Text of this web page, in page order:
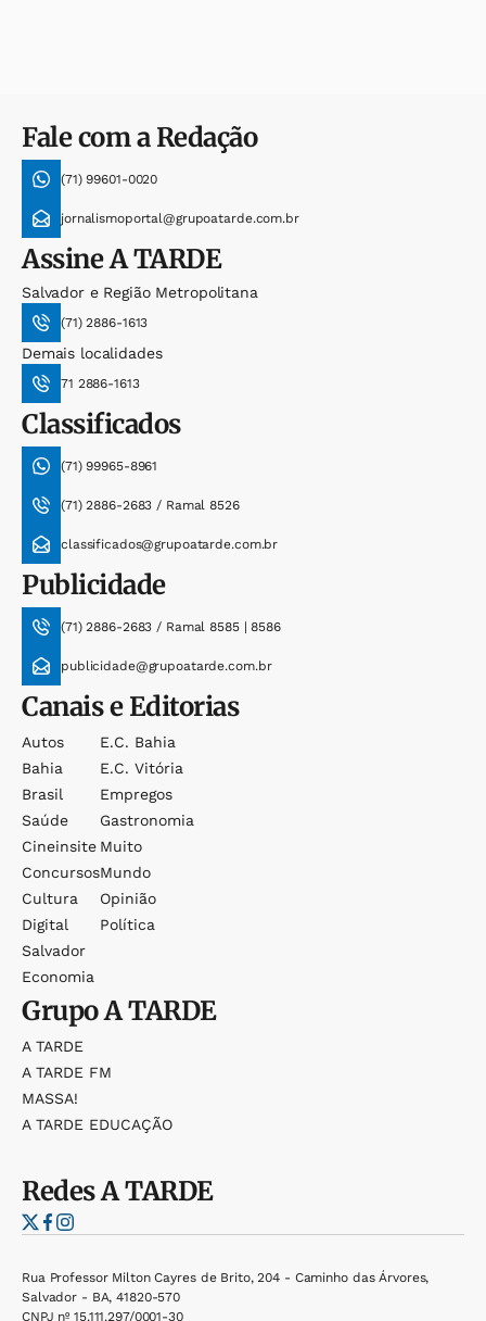
Fale com a Redação
(71) 99601-0020
jornalismoportal@grupoatarde.com.br
AssineA TARDE
Salvador e Região Metropolitana
(71) 2886-1613
Demais localidades
71 2886-1613
Classificados
(71) 99965-8961
(71) 2886-2683 / Ramal 8526
classificados@grupoatarde.com.br
Publicidade
(71) 2886-2683 / Ramal 8585 | 8586
publicidade@grupoatarde.com.br
Canais e Editorias
Autos
Bahia
Brasil
Saúde
Cineinsite
Concursos
Cultura
Digital
Salvador
Economia
E.c. Bahia
E.c. Vitória
Empregos
Gastronomia
Muito
Mundo
Opinião
Política
GrupoA TARDE
A TARDE
A TARDE FM
MASSA!
A TARDE EDUCAÇÃO
RedesA TARDE
Rua Professor Milton Cayres de Brito, 204 - Caminho das Árvores,
Salvador - BA, 41820-570
CNPJ nº 15.111.297/0001-30